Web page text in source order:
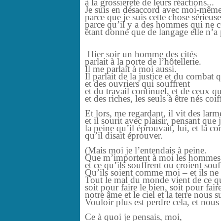
à la grossièreté de leurs réactions...
Je suis en désaccord avec moi-
parce que je suis cette chose
parce qu’il y a des hommes qui ne
étant donné que de langage elle
Hier soir un homme des cités
parlait à la porte de l’hôtellerie.
Il me parlait à moi aussi.
Il parlait de la justice et du combat
et des ouvriers qui souffrent
et du travail continuel, et de ceux
et des riches, les seuls à être nés
Et lors, me regardant, il vit des
et il sourit avec plaisir, pensant que
la peine qu’il éprouvait, lui, et la
qu’il disait éprouver.
(Mais moi je l’entendais à peine.
Que m’importent à moi les hommes
et ce qu’ils souffrent ou croient
Qu’ils soient comme moi – et ils
Tout le mal du monde vient de ce
soit pour faire le bien, soit pour
notre âme et le ciel et la terre nous
Vouloir plus est perdre cela, et
Ce à quoi je pensais, moi,